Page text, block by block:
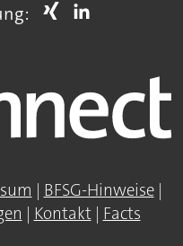
| BFSG-Hinweise|
| Kontakt| Facts